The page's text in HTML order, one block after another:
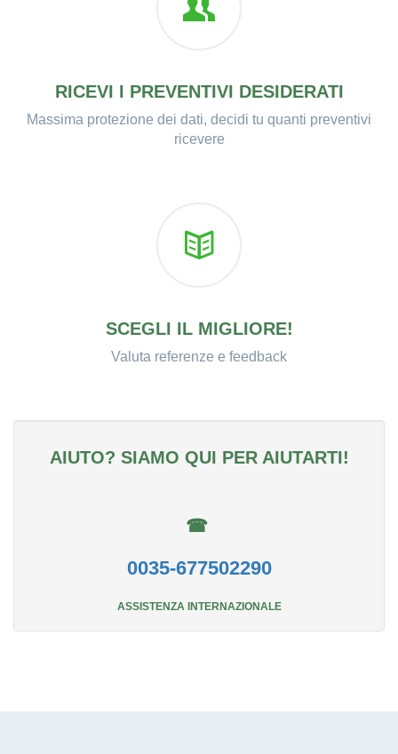
RICEVI I PREVENTIVI DESIDERATI
Massima protezione dei dati, decidi tu quanti preventivi
ricevere
SCEGLI IL MIGLIORE!
Valuta referenze e feedback
AIUTO? SIAMO QUI PER AIUTARTI!
☎
0035-677502290
ASSISTENZA INTERNAZIONALE